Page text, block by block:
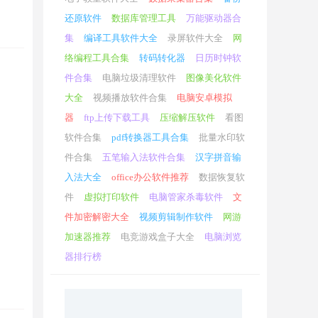
还原软件
数据库管理工具
万能驱动器合
集
编译工具软件大全 录屏软件大全
网
络编程工具合集
转码转化器
日历时钟软
件合集
电脑垃圾清理软件
图像美化软件
大全
视频播放软件合集
电脑安卓模拟
器
ftp上传下载工具 压缩解压软件
看图
软件合集
pdf转换器工具合集
批量水印软
件合集
五笔输入法软件合集
汉字拼音输
入法大全
office办公软件推荐
数据恢复软
件
虚拟打印软件 电脑管家杀毒软件
文
件加密解密大全
视频剪辑制作软件
网游
加速器推荐
电竞游戏盒子大全
电脑浏览
器排行榜